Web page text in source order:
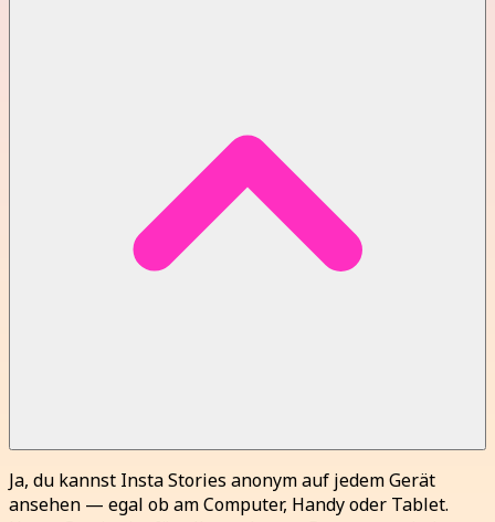
Ja, du kannst Insta Stories anonym auf jedem Gerät
ansehen — egal ob am Computer, Handy oder Tablet.